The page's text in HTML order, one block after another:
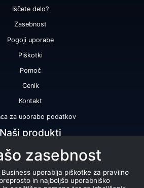
Iščete delo?
Zasebnost
Pogoji uporabe
Piškotki
Pomoč
Cenik
Kontakt
za uporabo podatkov
Naši produkti
Bonitetna ocena
Bonitetno poročilo
bonitetne odličnosti
zasebnost
uporablja piškotke za pravilno
in najboljšo uporabniško